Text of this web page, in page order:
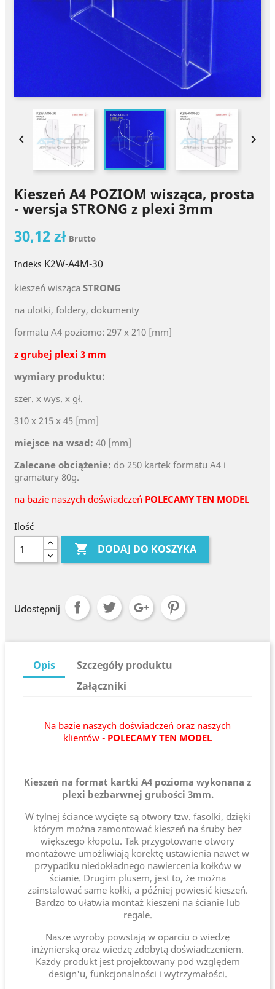
 
Kieszeń A4 POZIOM wisząca, prosta
- wersja STRONG z plexi 3mm
30,12 zł Brutto
Indeks K2W-A4M-30
kieszeń wisząca STRONG
na ulotki, foldery, dokumenty
formatu A4 poziomo: 297 x 210 [mm]
z grubej plexi 3 mm
wymiary produktu:
szer. x wys. x gł.
310 x 215 x 45 [mm]
miejsce na wsad: 40 [mm]
Zalecane obciążenie: do 250 kartek formatu A4 i
gramatury 80g.
na bazie naszych doświadczeń POLECAMY TEN MODEL
Ilość
 DODAJ DO KOSZYKA
Udostępnij
Opis
Szczegóły produktu
Załączniki
Na bazie naszych doświadczeń oraz naszych
klientów - POLECAMY TEN MODEL
Kieszeń na format kartki A4 pozioma wykonana z
plexi bezbarwnej grubości 3mm.
W tylnej ściance wycięte są otwory tzw. fasolki, dzięki
którym można zamontować kieszeń na śruby bez
większego kłopotu. Tak przygotowane otwory
montażowe umożliwiają korektę ustawienia nawet w
przypadku niedokładnego nawiercenia kołków w
ścianie. Drugim plusem, jest to, że można
zainstalować same kołki, a później powiesić kieszeń.
Bardzo to ułatwia montaż kieszeni na ścianie lub
regale.
Nasze wyroby powstają w oparciu o wiedzę
inżynierską oraz wiedzę zdobytą doświadczeniem.
Każdy produkt jest projektowany pod względem
design'u, funkcjonalności i wytrzymałości.